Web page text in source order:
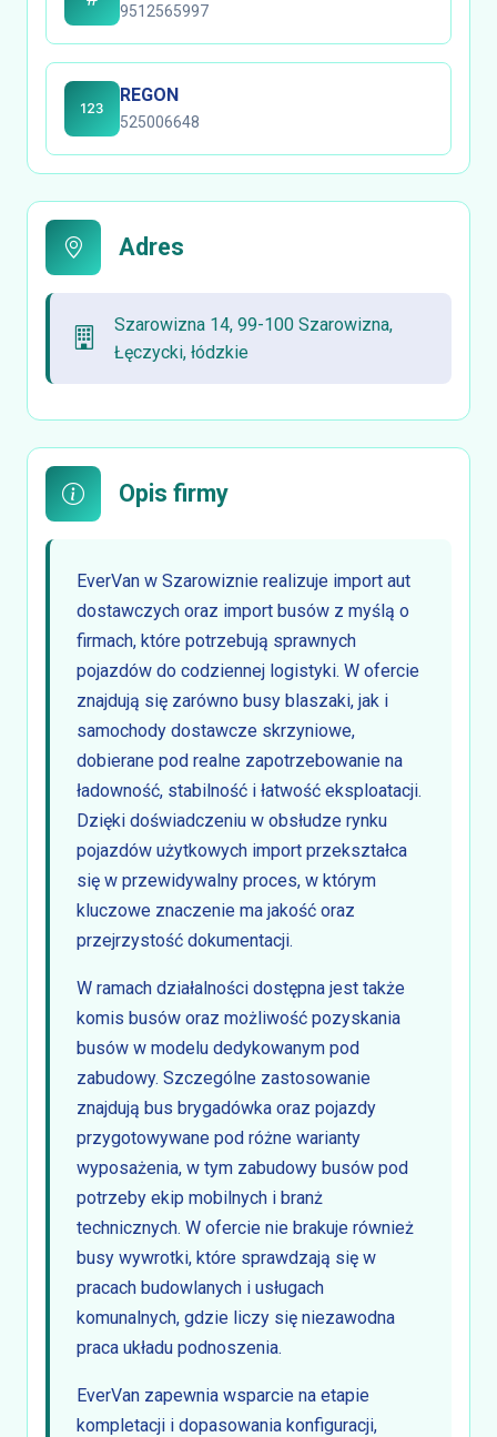
9512565997
REGON
525006648
Adres
Szarowizna 14, 99-100 Szarowizna,
Łęczycki, łódzkie
Opis firmy
EverVan w Szarowiznie realizuje import aut
dostawczych oraz import busów z myślą o
firmach, które potrzebują sprawnych
pojazdów do codziennej logistyki. W ofercie
znajdują się zarówno busy blaszaki, jak i
samochody dostawcze skrzyniowe,
dobierane pod realne zapotrzebowanie na
ładowność, stabilność i łatwość eksploatacji.
Dzięki doświadczeniu w obsłudze rynku
pojazdów użytkowych import przekształca
się w przewidywalny proces, w którym
kluczowe znaczenie ma jakość oraz
przejrzystość dokumentacji.
W ramach działalności dostępna jest także
komis busów oraz możliwość pozyskania
busów w modelu dedykowanym pod
zabudowy. Szczególne zastosowanie
znajdują bus brygadówka oraz pojazdy
przygotowywane pod różne warianty
wyposażenia, w tym zabudowy busów pod
potrzeby ekip mobilnych i branż
technicznych. W ofercie nie brakuje również
busy wywrotki, które sprawdzają się w
pracach budowlanych i usługach
komunalnych, gdzie liczy się niezawodna
praca układu podnoszenia.
EverVan zapewnia wsparcie na etapie
kompletacji i dopasowania konfiguracji,